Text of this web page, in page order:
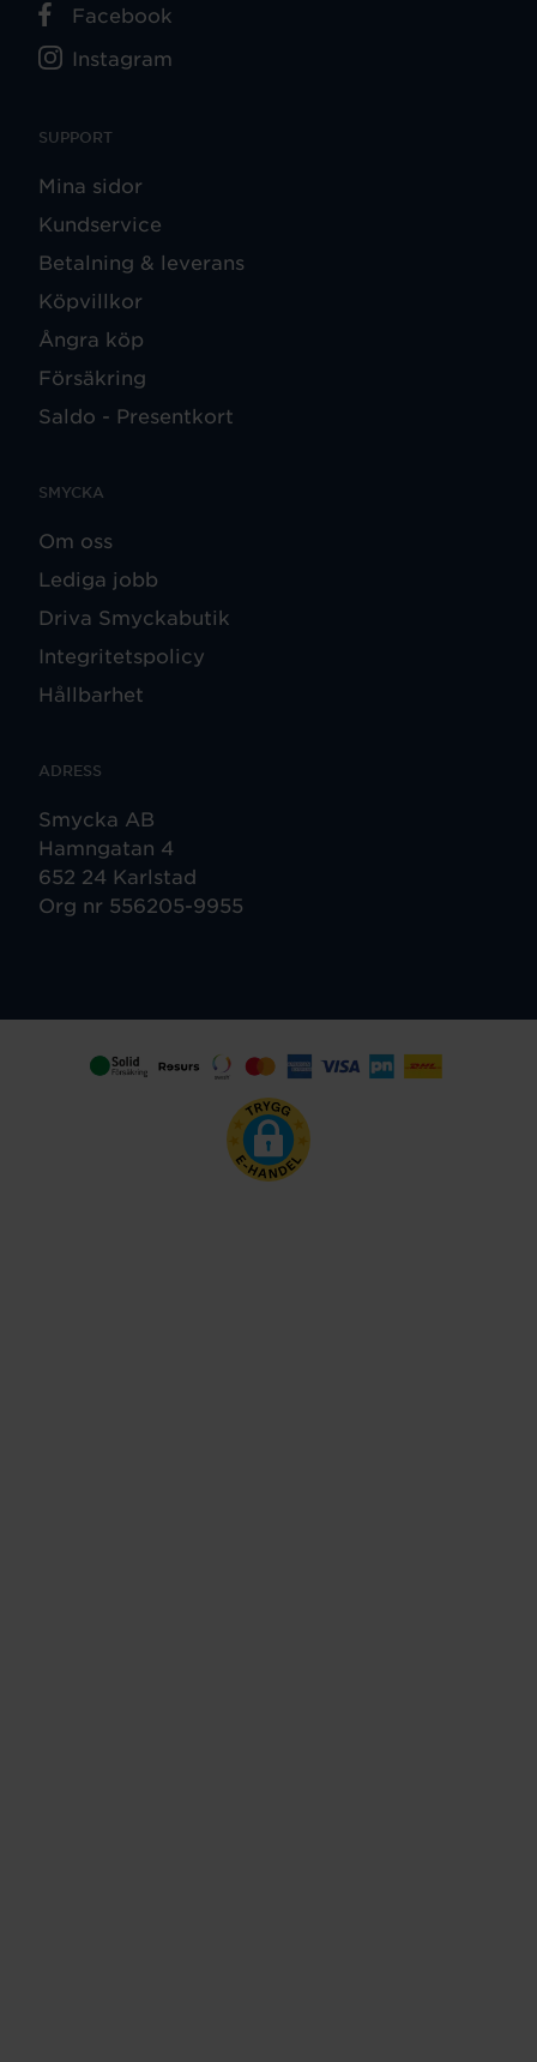
SUPPORT
Mina sidor
Kundservice
Betalning & leverans
Köpvillkor
Ångra köp
Försäkring
Saldo - Presentkort
SMYCKA
Om oss
Lediga jobb
Driva Smyckabutik
Integritetspolicy
Hållbarhet
ADRESS
Smycka AB
Hamngatan 4
652 24 Karlstad
Org nr 556205-9955
Facebook
Instagram